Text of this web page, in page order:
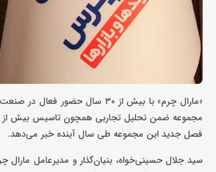
«مارال چرم» با بیش از ۳۰
فصل جدید این مجموعه طی سال آینده خبر می‌دهد.